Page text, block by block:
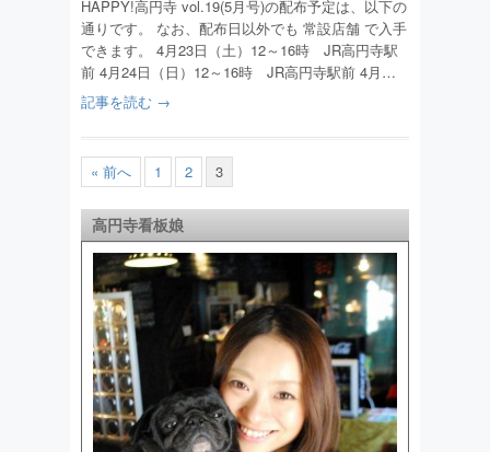
HAPPY!高円寺 vol.19(5月号)の配布予定は、以下の
通りです。 なお、配布日以外でも 常設店舗 で入手
できます。 4月23日（土）12～16時 JR高円寺駅
前 4月24日（日）12～16時 JR高円寺駅前 4月…
記事を読む →
« 前へ 1 2 3
高円寺看板娘